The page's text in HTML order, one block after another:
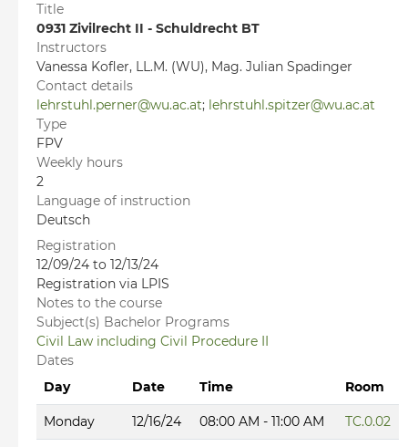
Title
0931 Zivilrecht II - Schuldrecht BT
Instructors
Vanessa Kofler, LL.M. (WU), Mag. Julian Spadinger
Contact details
lehrstuhl.perner@wu.ac.at; lehrstuhl.spitzer@wu.ac.at
Type
FPV
Weekly hours
2
Language of instruction
Deutsch
Registration
12/09/24 to 12/13/24
Registration via LPIS
Notes to the course
Subject(s) Bachelor Programs
Civil Law including Civil Procedure II
Dates
Day
Date Time Room
Monday 12/16/24 08:00 AM - 11:00 AM TC.0.02